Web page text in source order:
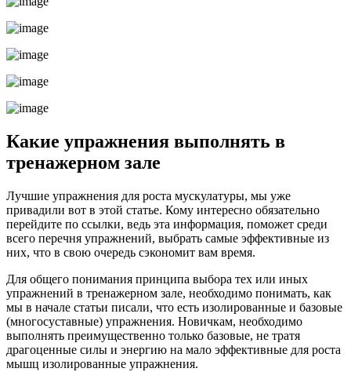
Какие упражнения выполнять в
тренажерном зале
Лучшие упражнения для роста мускулатуры, мы уже
привадили вот в этой статье. Кому интересно обязательно
перейдите по ссылки, ведь эта информация, поможет среди
всего перечня упражнений, выбрать самые эффективные из
них, что в свою очередь сэкономит вам время.
Для общего понимания принципа выбора тех или иных
упражнений в тренажерном зале, необходимо понимать, как
мы в начале статьи писали, что есть изолированные и базовые
(многосуставные) упражнения. Новичкам, необходимо
выполнять преимущественно только базовые, не тратя
драгоценные силы и энергию на мало эффективные для роста
мышц изолированные упражнения.